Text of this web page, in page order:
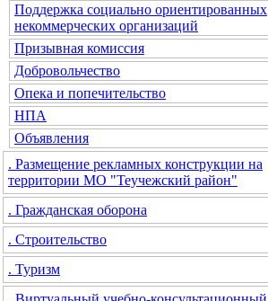
Поддержка социально ориентированных
некоммерческих организаций
Призывная комиссия
Добровольчество
Опека и попечительство
НПА
Объявления
. Размещение рекламных конструкции на
территории МО "Теучежский район"
. Гражданская оборона
. Строительство
. Туризм